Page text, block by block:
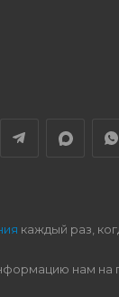
каждый раз,
нам на